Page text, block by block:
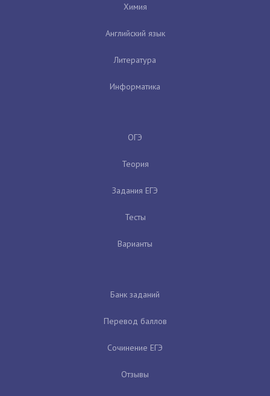
Химия
Английский язык
Литература
Информатика
ОГЭ
Теория
Задания ЕГЭ
Тесты
Варианты
Банк заданий
Перевод баллов
Сочинение ЕГЭ
Отзывы